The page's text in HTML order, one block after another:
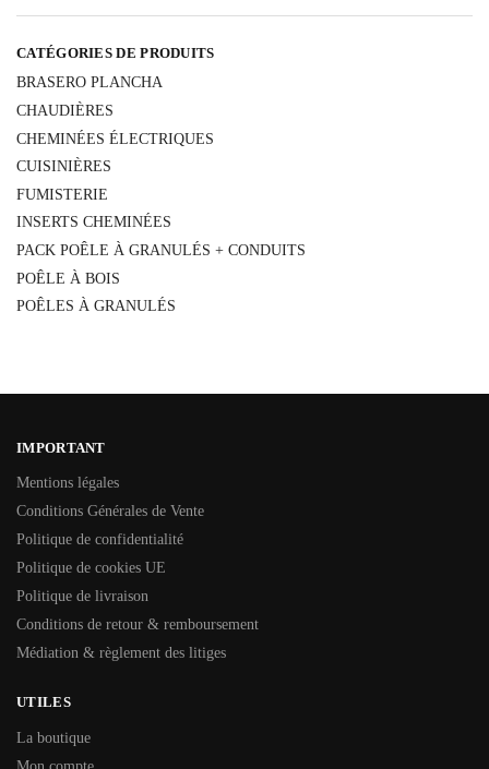
CATÉGORIES DE PRODUITS
BRASERO PLANCHA
CHAUDIÈRES
CHEMINÉES ÉLECTRIQUES
CUISINIÈRES
FUMISTERIE
INSERTS CHEMINÉES
PACK POÊLE À GRANULÉS + CONDUITS
POÊLE À BOIS
POÊLES À GRANULÉS
IMPORTANT
Mentions légales
Conditions Générales de Vente
Politique de confidentialité
Politique de cookies UE
Politique de livraison
Conditions de retour & remboursement
Médiation & règlement des litiges
UTILES
La boutique